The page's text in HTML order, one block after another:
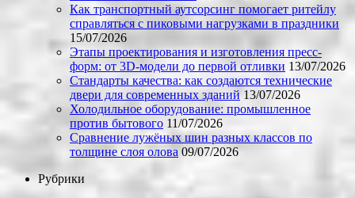
Как транспортный аутсорсинг помогает ритейлу
справляться с пиковыми нагрузками в праздники
15/07/2026
Этапы проектирования и изготовления пресс-
форм: от 3D-модели до первой отливки 13/07/2026
Стандарты качества: как создаются технические
двери для современных зданий 13/07/2026
Холодильное оборудование: промышленное
против бытового 11/07/2026
Сравнение лужёных шин разных классов по
толщине слоя олова 09/07/2026
Рубрики